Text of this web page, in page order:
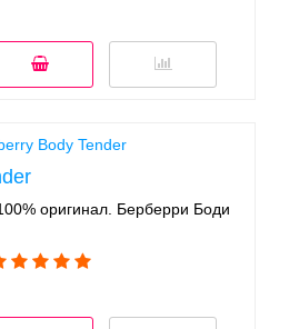
оригинал. Берберри Боди